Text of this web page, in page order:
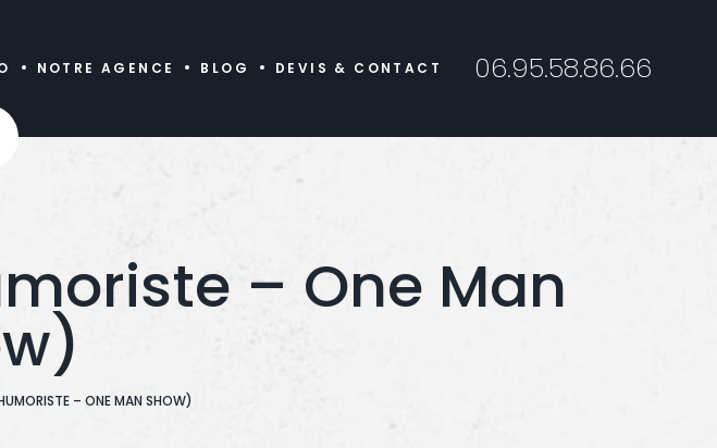
NOTRE AGENCE BLOG DEVIS & CONTACT 06.95.58.86.66
– One Man
– ONE MAN SHOW)